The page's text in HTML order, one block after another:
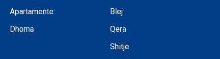
Apartamente
Dhoma
Blej
Qera
Shitje